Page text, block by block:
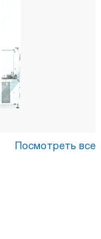
Посмотреть все